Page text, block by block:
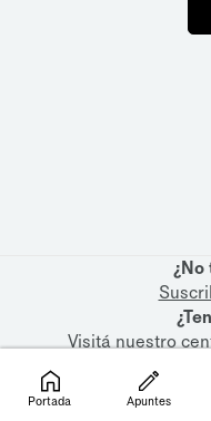
¿No
Visitá nuestro
Portada Apuntes